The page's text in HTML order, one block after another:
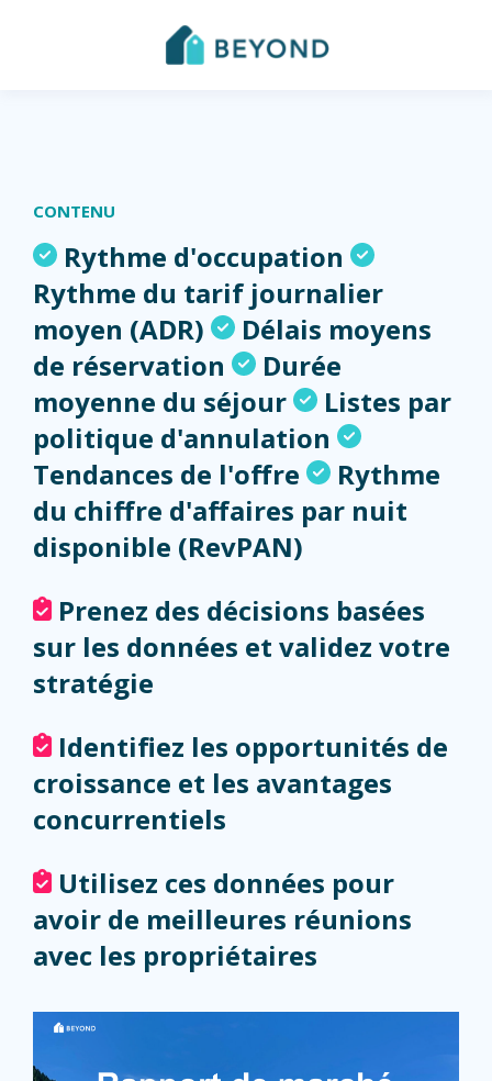
CONTENU
Rythme d'occupation
Rythme du tarif journalier
moyen (ADR)
Délais moyens
de réservation
Durée
moyenne du séjour
Listes par
politique d'annulation
Tendances de l'offre
Rythme
du chiffre d'affaires par nuit
disponible (RevPAN)
Prenez des décisions basées
sur les données et validez votre
stratégie
Identifiez les opportunités de
croissance et les avantages
concurrentiels
Utilisez ces données pour
avoir de meilleures réunions
avec les propriétaires